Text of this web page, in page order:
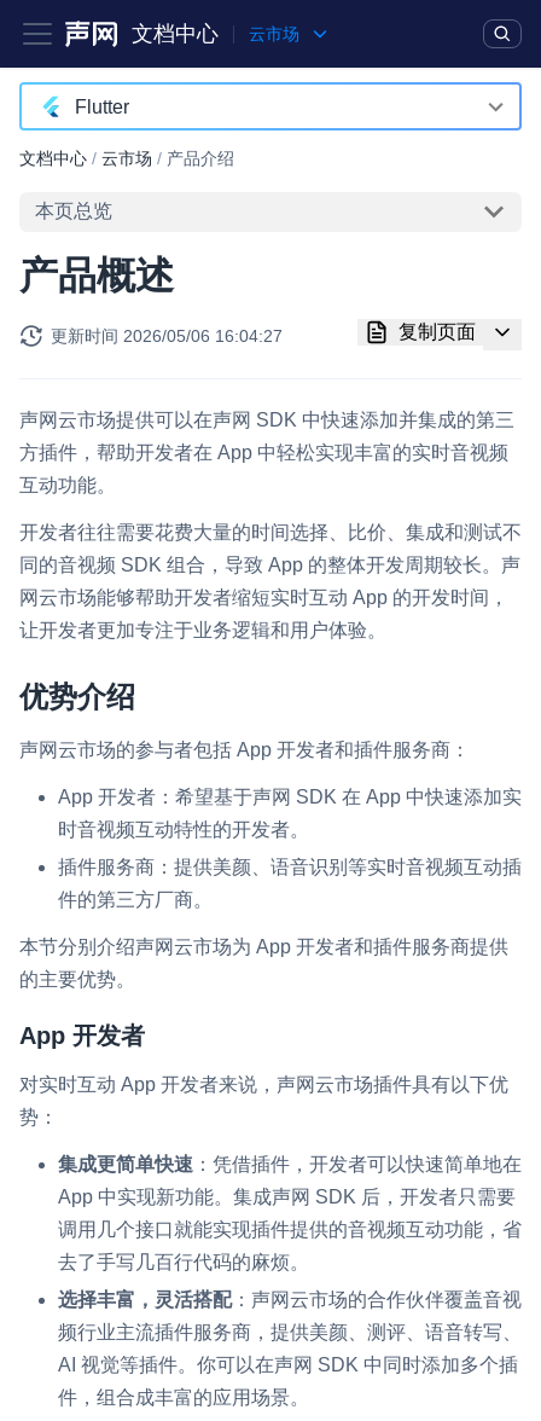
文档中心 云市场
产品 解决方案
突破传统文字交互模式，与 AI 进行高拟真、自然流畅的实时语
扩展性和更优秀的互动效果
实时消息
一整套低延时、高并发、可扩展、高可靠的实时消息及状态同步
解决方案
即时通讯 IM NEW
一整套高可靠、低时延、高并发、安全、全球化的即时聊天云服
务。
融合 CDN 直播
对接国内外多家 CDN 供应商，提供一个整体播放体验最佳的
CDN 直播方案
媒体流加速
为智能硬件提供优质的媒体流传输，实现人与人、人与物、物与
实时互动扩展能力
实时转录翻译
快速实现实时的语音转写功能
互动白板
快速实现多人实时互动白板协作
实现智能硬件和微信小程序之间的实时音视频互通
内容审核
对实时音频和视频画面进行风险识别，并联动回调和业务处置流
程
云市场
Flutter
Android
iOS
macOS
Web
Windows
文档中心 / 云市场 / 产品介绍
本页总览
产品概述
更新时间 2026/05/06 16:04:27 复制页面
声网云市场提供可以在声网 SDK 中快速添加并集成的第三
方插件，帮助开发者在 App 中轻松实现丰富的实时音视频
互动功能。
开发者往往需要花费大量的时间选择、比价、集成和测试不
同的音视频 SDK 组合，导致 App 的整体开发周期较长。声
网云市场能够帮助开发者缩短实时互动 App 的开发时间，
让开发者更加专注于业务逻辑和用户体验。
优势介绍
声网云市场的参与者包括 App 开发者和插件服务商：
App 开发者：希望基于声网 SDK 在 App 中快速添加实
时音视频互动特性的开发者。
插件服务商：提供美颜、语音识别等实时音视频互动插
件的第三方厂商。
本节分别介绍声网云市场为 App 开发者和插件服务商提供
的主要优势。
App 开发者
对实时互动 App 开发者来说，声网云市场插件具有以下优
势：
集成更简单快速 ：凭借插件，开发者可以快速简单地在
App 中实现新功能。集成声网 SDK 后，开发者只需要
调用几个接口就能实现插件提供的音视频互动功能，省
去了手写几百行代码的麻烦。
选择丰富，灵活搭配：声网云市场的合作伙伴覆盖音视
频行业主流插件服务商，提供美颜、测评、语音转写、
AI 视觉等插件。你可以在声网 SDK 中同时添加多个插
件，组合成丰富的应用场景。